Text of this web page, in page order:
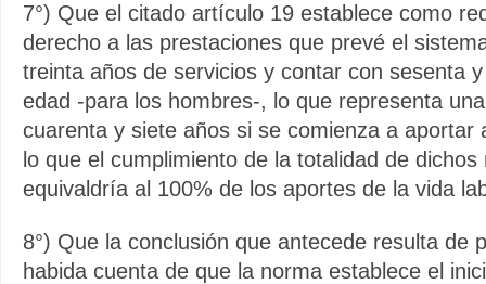
7°) Que el citado artículo 19 establece como
derecho a las prestaciones que prevé el
treinta años de servicios y contar con sesenta
edad -para los hombres-, lo que representa
cuarenta y siete años si se comienza a aportar
lo que el cumplimiento de la totalidad de dichos
equivaldría al 100% de los aportes de la vida
8°) Que la conclusión que antecede resulta de
habida cuenta de que la norma establece el